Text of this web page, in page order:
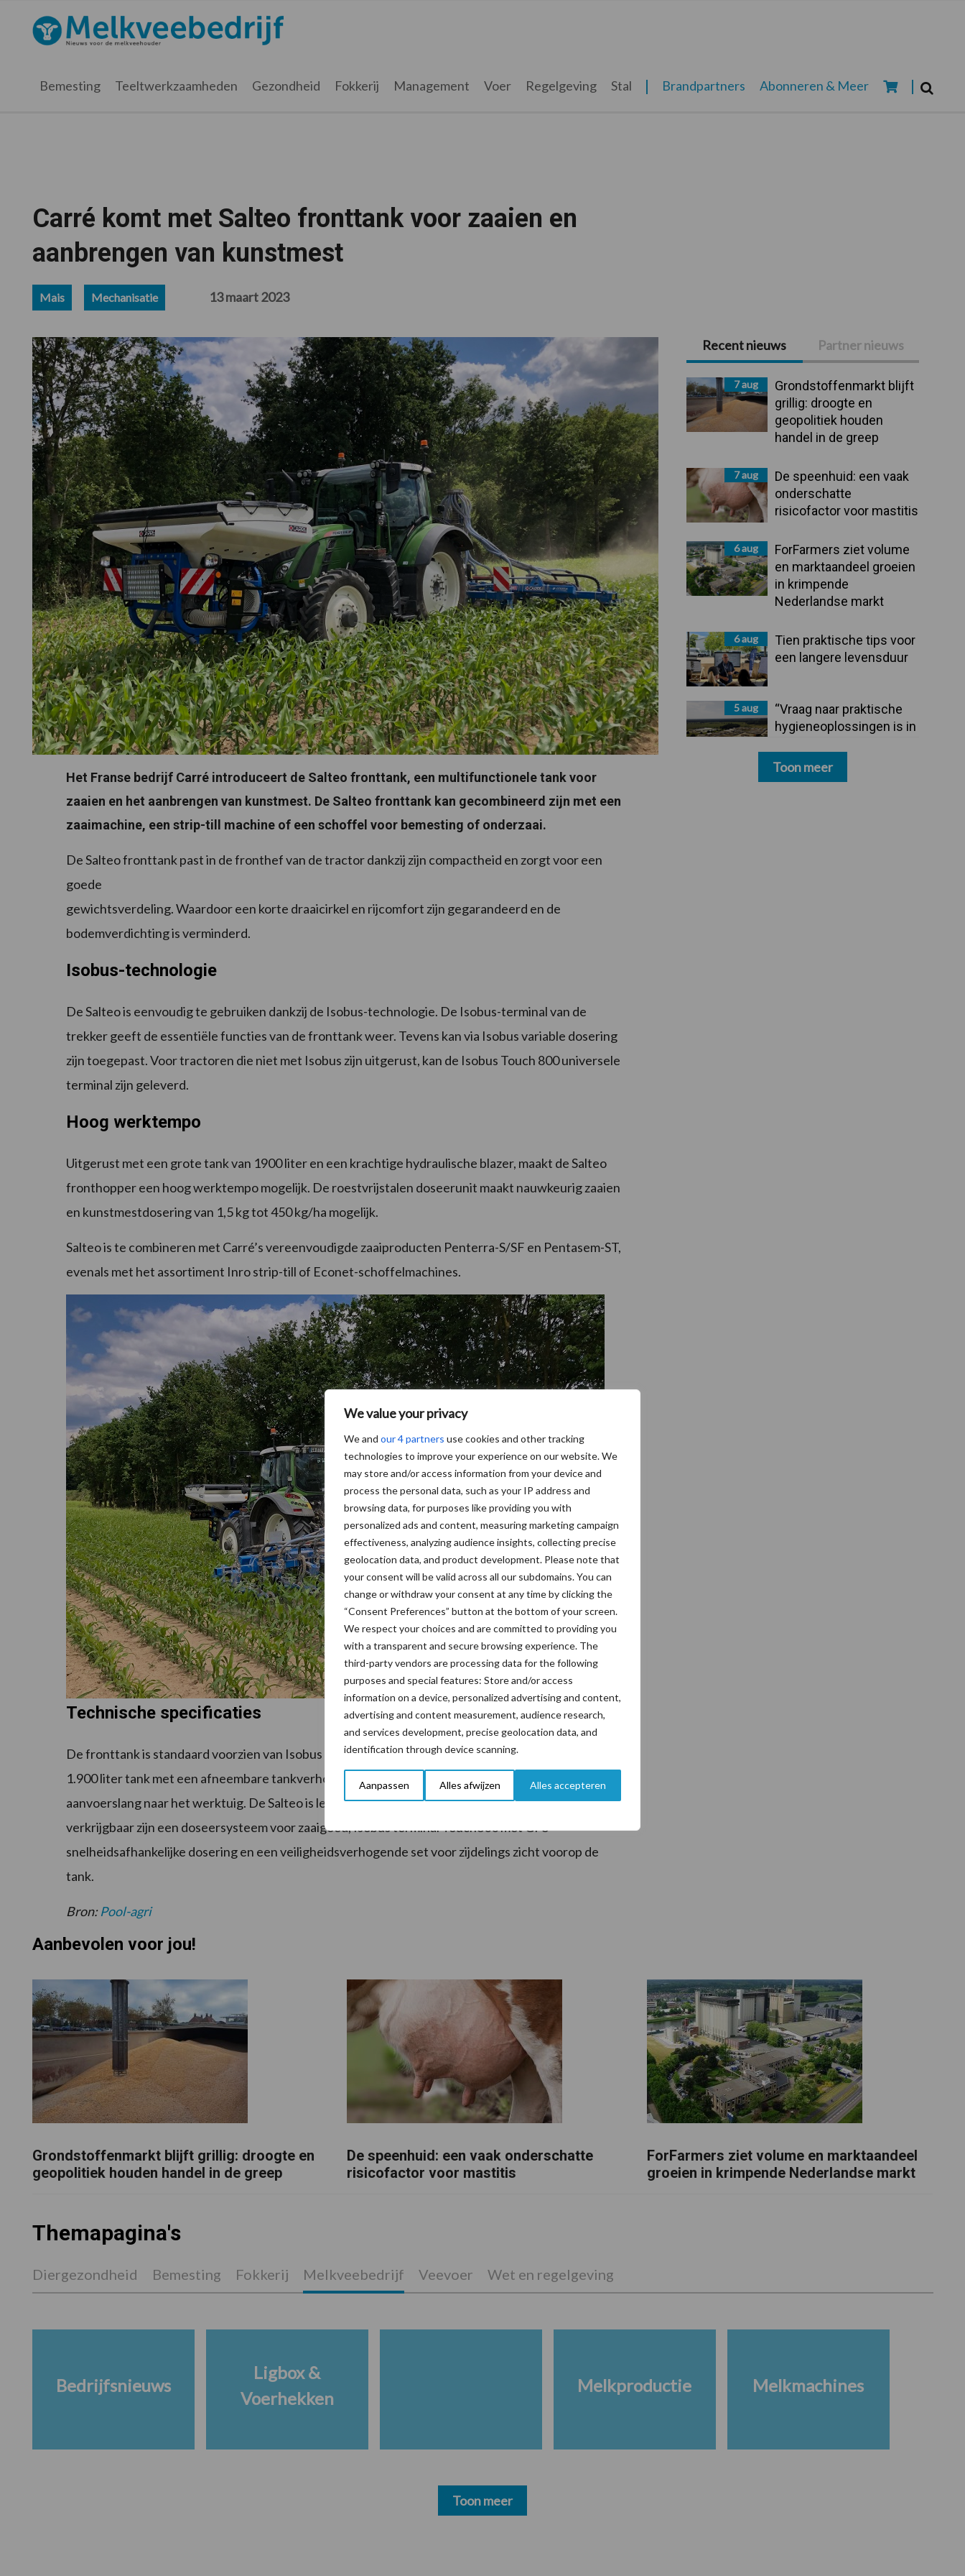
We value your privacy
We and our 4 partners use cookies and other tracking
technologies to improve your experience on our website. We
may store and/or access information from your device and
process the personal data, such as your IP address and
browsing data, for purposes like providing you with
personalized ads and content, measuring marketing campaign
effectiveness, analyzing audience insights, collecting precise
geolocation data, and product development. Please note that
your consent will be valid across all our subdomains. You can
change or withdraw your consent at any time by clicking the
“Consent Preferences” button at the bottom of your screen.
We respect your choices and are committed to providing you
with a transparent and secure browsing experience. The
third-party vendors are processing data for the following
purposes and special features: Store and/or access
information on a device, personalized advertising and content,
advertising and content measurement, audience research,
and services development, precise geolocation data, and
identification through device scanning.
Aanpassen Alles afwijzen Alles accepteren
hoofdnavigatie
hoofd
eerste
voettekst
Melkveebedrijf.nl
Bemesting Teeltwerkzaamheden Gezondheid Fokkerij Management Voer Regelgeving Stal Brandpartners Abonneren & Meer
Carré komt met Salteo fronttank voor zaaien en
aanbrengen van kunstmest
Mais Mechanisatie 13 maart 2023
Het Franse bedrijf Carré introduceert de Salteo fronttank, een multifunctionele tank voor
zaaien en het aanbrengen van kunstmest. De Salteo fronttank kan gecombineerd zijn met een
zaaimachine, een strip-till machine of een schoffel voor bemesting of onderzaai.
De Salteo fronttank past in de fronthef van de tractor dankzij zijn compactheid en zorgt voor een
goede
gewichtsverdeling. Waardoor een korte draaicirkel en rijcomfort zijn gegarandeerd en de
bodemverdichting is verminderd.
Isobus-technologie
De Salteo is eenvoudig te gebruiken dankzij de Isobus-technologie. De Isobus-terminal van de
trekker geeft de essentiële functies van de fronttank weer. Tevens kan via Isobus variable dosering
zijn toegepast. Voor tractoren die niet met Isobus zijn uitgerust, kan de Isobus Touch 800 universele
terminal zijn geleverd.
Hoog werktempo
Uitgerust met een grote tank van 1900 liter en een krachtige hydraulische blazer, maakt de Salteo
fronthopper een hoog werktempo mogelijk. De roestvrijstalen doseerunit maakt nauwkeurig zaaien
en kunstmestdosering van 1,5 kg tot 450 kg/ha mogelijk.
Salteo is te combineren met Carré’s vereenvoudigde zaaiproducten Penterra-S/SF en Pentasem-ST,
evenals met het assortiment Inro strip-till of Econet-schoffelmachines.
Technische specificaties
De fronttank is standaard voorzien van Isobus bediening, RVS doseerunit voor vaste meststoffen,
1.900 liter tank met een afneembare tankverhoging van 650 liter en is geleverd inclusief
aanvoerslang naar het werktuig. De Salteo is leverbaar vanaf 22.600 euro excl. BTW. Optioneel
verkrijgbaar zijn een doseersysteem voor zaaigoed, Isobus terminal Touch800 met GPS
snelheidsafhankelijke dosering en een veiligheidsverhogende set voor zijdelings zicht voorop de
tank.
Bron:Pool-agri
Primaire
Sidebar
Recent nieuws Partner nieuws
7 aug
Grondstoffenmarkt blijft
grillig: droogte en
geopolitiek houden
handel in de greep
7 aug
De speenhuid: een vaak
onderschatte
risicofactor voor mastitis
6 aug
ForFarmers ziet volume
en marktaandeel groeien
in krimpende
Nederlandse markt
6 aug
Tien praktische tips voor
een langere levensduur
5 aug
“Vraag naar praktische
hygieneoplossingen is in
Toon meer
Aanbevolen voor jou!
Grondstoffenmarkt blijft grillig: droogte en
geopolitiek houden handel in de greep
De speenhuid: een vaak onderschatte
risicofactor voor mastitis
ForFarmers ziet volume en marktaandeel
groeien in krimpende Nederlandse markt
Themapagina's
Diergezondheid Bemesting Fokkerij Melkveebedrijf Veevoer Wet en regelgeving
Bedrijfsnieuws
Ligbox &
Voerhekken
Melkproductie Melkmachines
Toon meer